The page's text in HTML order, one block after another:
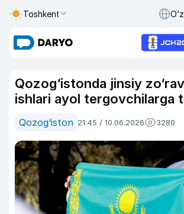
Toshkent
Qozog‘istonda jinsiy
ishlari ayol tergovchilarga
Qozog‘iston 21:45 / 10.06.2026 3280